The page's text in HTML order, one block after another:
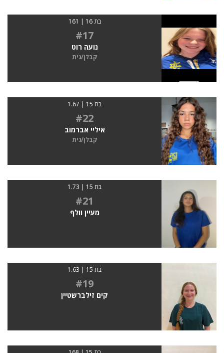
בת 16 | 161
#17
נועה רוט
קבלן/נית
בת 15 | 1.67
#22
איליי אברמוב
קבלן/נית
בת 15 | 1.73
#21
מעיין וולף
בת 15 | 1.63
#19
קים זילברשטיין